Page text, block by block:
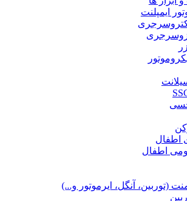
ایمپلنت
اطفال
اطفال
(توربین، آنگل، ایرموتور و...)